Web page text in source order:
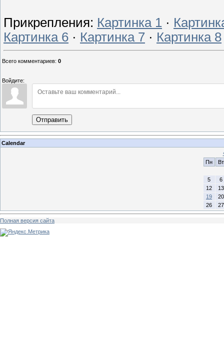
Прикрепления: Картинка 1 ·
Картинка 6 · Картинка 7 · Картинка 8
Всего комментариев: 0
Войдите:
Отправить
Calendar
Пн
Вт
5
6
12
13
19
20
26
27
Полная версия сайта